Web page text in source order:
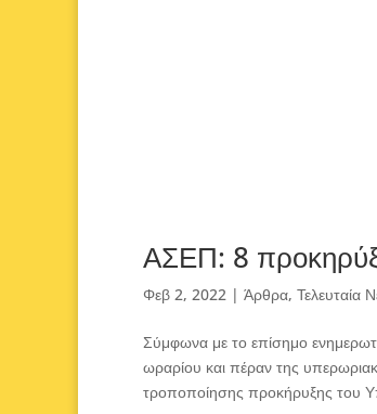
ΑΣΕΠ: 8
Φεβ 2, 2022 | Άρθρα, Τελευταία
Σύμφωνα με το επίσημο
ωραρίου και πέραν της
τροποποίησης προκήρυξης του